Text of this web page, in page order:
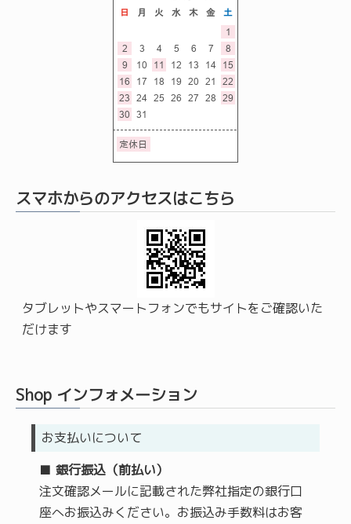
スマホからのアクセスはこちら
タブレットやスマートフォンでもサイトをご確認いた
だけます
Shop インフォメーション
お支払いについて
■ 銀行振込 （前払い）
注文確認メールに記載された弊社指定の銀行口
座へお振込みください。お振込み手数料はお客